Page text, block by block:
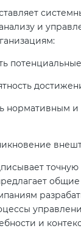
и
нормативным
и
косметики (ТР
оборудования
пищевой
021)
алкогольной